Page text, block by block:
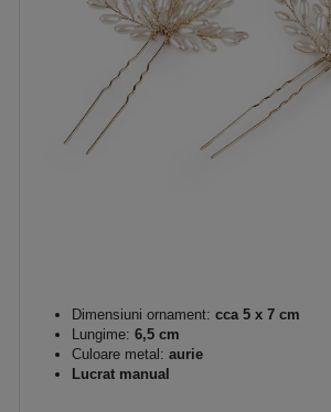
Dimensiuni ornament: cca 5 x 7 cm
Lungime: 6,5 cm
Culoare metal: aurie
Lucrat manual